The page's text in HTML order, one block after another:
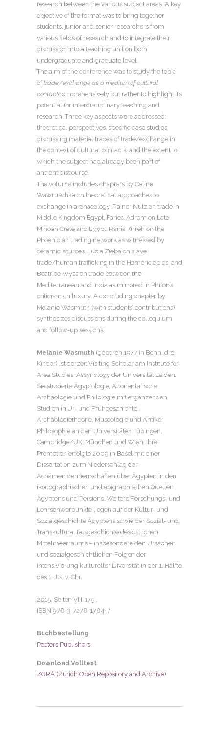
research between the various subject areas. A key
objective of the format was to bring together
students, junior and senior researchers from
various fields of research and to integrate their
discussion into a teaching unit on both
undergraduate and graduate level.
The aim of the conference was to study the topic
oftrade/exchange as a medium of cultural
contactcomprehensively but rather to highlight its
potential for interdisciplinary teaching and
research. Three key aspects were addressed:
theoretical perspectives, specific case studies
discussing material traces of trade/exchange in
the context of cultural contacts, and the extent to
which the subject had already been part of
ancient discourse.
The volume includes chapters by Celine
Wawruschka on theoretical approaches to
exchange in archaeology, Rainer Nutz on trade in
Middle Kingdom Egypt, Faried Adrom on Late
Minoan Crete and Egypt, Rania Kirreh on the
Phoenician trading network as witnessed by
ceramic sources, Lucja Zieba on slave
trade/human trafficking in the Homeric epics, and
Beatrice Wyss on trade between the
Mediterranean and India as mirrored in Philon’s
criticism on luxury. A concluding chapter by
Melanie Wasmuth (with students’ contributions)
synthesizes discussions during the colloquium
and follow-up sessions.
Melanie Wasmuth (geboren 1977 in Bonn, drei
Kinder) ist derzeit Visiting Scholar am Institute for
Area Studies: Assyriology der Universität Leiden.
Sie studierte Ägyptologie, Altorientalische
Archäologie und Philologie mit ergänzenden
Studien in Ur‑ und Frühgeschichte,
Archäologietheorie, Museologie und Antiker
Philosophie an den Universitäten Tübingen,
Cambridge/UK, München und Wien. Ihre
Promotion erfolgte 2009 in Basel mit einer
Dissertation zum Niederschlag der
Achämenidenherrschaften über Ägypten in den
ikonographischen und epigraphischen Quellen
Ägyptens und Persiens. Weitere Forschungs‑ und
Lehrschwerpunkte liegen auf der Kultur‑ und
Sozialgeschichte Ägyptens sowie der Sozial‑ und
Transkulturalitätsgeschichte des östlichen
Mittelmeerraums – insbesondere den Ursachen
und sozialgeschichtlichen Folgen der
Intensivierung kultureller Diversität in der 1. Hälfte
des 1. Jts. v. Chr.
2015, Seiten VIII-175,
ISBN 978-3-7278-1784-7
Buchbestellung
Peeters Publishers
Download Volltext
ZORA (Zurich Open Repository and Archive)